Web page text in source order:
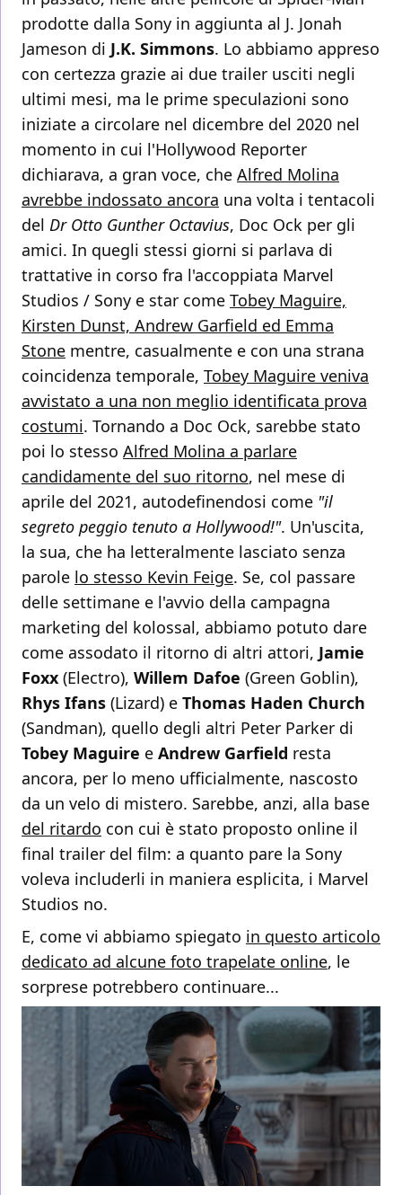
prodotte dalla Sony in aggiunta al J. Jonah
Jameson di J.K. Simmons. Lo abbiamo appreso
con certezza grazie ai due trailer usciti negli
ultimi mesi, ma le prime speculazioni sono
iniziate a circolare nel dicembre del 2020 nel
momento in cui l'Hollywood Reporter
dichiarava, a gran voce, che Alfred Molina
avrebbe indossato ancora una volta i tentacoli
del Dr Otto Gunther Octavius, Doc Ock per gli
amici. In quegli stessi giorni si parlava di
trattative in corso fra l'accoppiata Marvel
Studios / Sony e star come Tobey Maguire,
Kirsten Dunst, Andrew Garfield ed Emma
Stone mentre, casualmente e con una strana
coincidenza temporale, Tobey Maguire veniva
avvistato a una non meglio identificata prova
costumi. Tornando a Doc Ock, sarebbe stato
poi lo stesso Alfred Molina a parlare
candidamente del suo ritorno, nel mese di
aprile del 2021, autodefinendosi come "il
segreto peggio tenuto a Hollywood!". Un'uscita,
la sua, che ha letteralmente lasciato senza
parole lo stesso Kevin Feige. Se, col passare
delle settimane e l'avvio della campagna
marketing del kolossal, abbiamo potuto dare
come assodato il ritorno di altri attori, Jamie
Foxx (Electro), Willem Dafoe (Green Goblin),
Rhys Ifans (Lizard) e Thomas Haden Church
(Sandman), quello degli altri Peter Parker di
Tobey Maguire e Andrew Garfield resta
ancora, per lo meno ufficialmente, nascosto
da un velo di mistero. Sarebbe, anzi, alla base
del ritardo con cui è stato proposto online il
final trailer del film: a quanto pare la Sony
voleva includerli in maniera esplicita, i Marvel
Studios no.
E, come vi abbiamo spiegato in questo articolo
dedicato ad alcune foto trapelate online, le
sorprese potrebbero continuare...